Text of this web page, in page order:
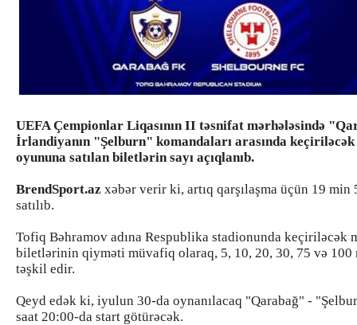
UEFA Çempionlar Liqasının II təsnifat mərhələsində
İrlandiyanın "Şelburn" komandaları arasında keçiriləcək
oyununa satılan biletlərin sayı açıqlanıb.
BrendSport.az xəbər verir ki, artıq qarşılaşma üçün 19 min
satılıb.
Tofiq Bəhramov adına Respublika stadionunda keçiriləcək
biletlərinin qiyməti müvafiq olaraq, 5, 10, 20, 30, 75 və 100
təşkil edir.
Qeyd edək ki, iyulun 30-da oynanılacaq "Qarabağ" -
saat 20:00-da start götürəcək.